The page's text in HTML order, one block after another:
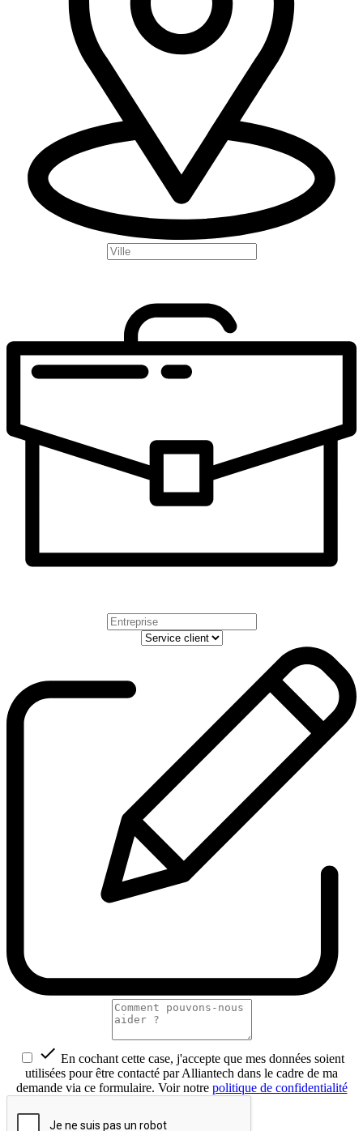
 En cochant cette case, j'accepte que mes données soient
utilisées pour être contacté par Alliantech dans le cadre de ma
demande via ce formulaire. Voir notre politique de confidentialité